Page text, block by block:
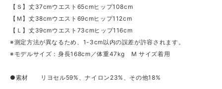
【Ｓ】丈37cmウエスト65cmヒップ108cm
【Ｍ】丈38cmウエスト69cmヒップ112cm
【Ｌ】丈39cmウエスト73cmヒップ116cm
※測定方法が異なるため、1-3cm以内の誤差が許容されます。
※モデルサイズ：身長168cm／体重47kg M サイズ着用
●素材 リヨセル59%、ナイロン23%、その他18%